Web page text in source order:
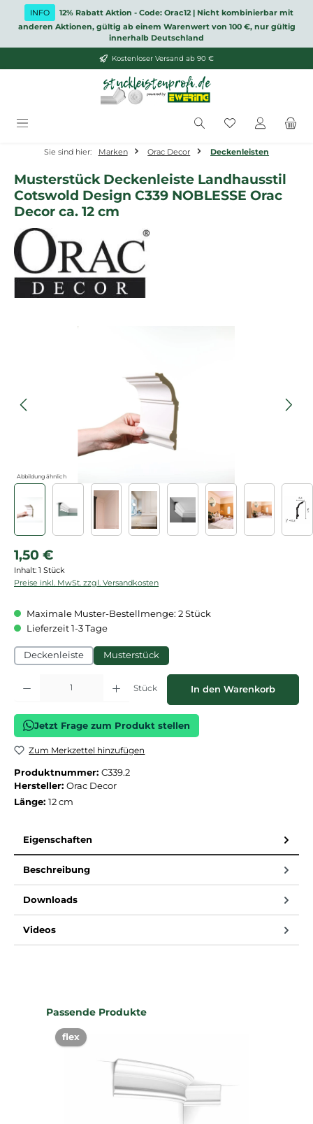
Zum Hauptinhalt springen
INFO
12% Rabatt Aktion - Code: Orac12 | Nicht kombinierbar mit
anderen Aktionen, gültig ab einem Warenwert von 100 €, nur gültig
innerhalb Deutschland
Kostenloser Versand ab 90 €
Du hast 0
Sie sind hier: Marken Orac Decor Deckenleisten
Musterstück Deckenleiste Landhausstil
Cotswold Design C339 NOBLESSE Orac
Decor ca. 12 cm
Abbildung ähnlich
Regulärer Preis:
1,50 €
Inhalt: 1 Stück
Preise inkl. MwSt. zzgl. Versandkosten
Maximale Muster-Bestellmenge: 2 Stück
Lieferzeit 1-3 Tage
Deckenleiste Musterstück
Produkt Anzahl: Gib den gewünschten Wert ein oder benutze die
Stück In den Warenkorb
Jetzt Frage zum Produkt stellen
Zum Merkzettel hinzufügen
Produktnummer: C339.2
Hersteller: Orac Decor
Länge: 12 cm
Eigenschaften
Beschreibung
Downloads
Videos
Produktgalerie überspringen
Passende Produkte
flex